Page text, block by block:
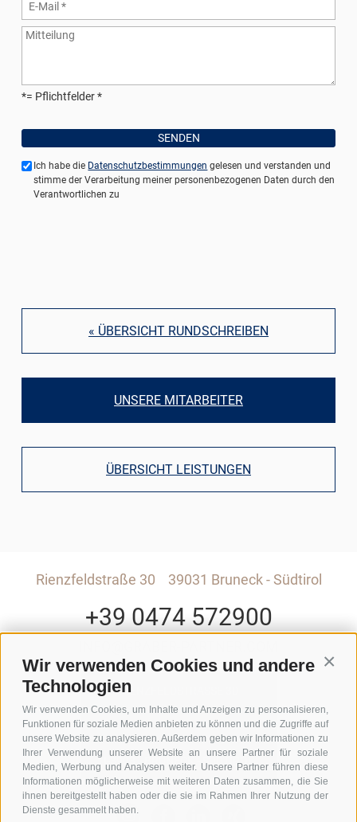
Wir verwenden Cookies und andere
Technologien
Wir verwenden Cookies, um Inhalte und Anzeigen zu personalisieren,
Funktionen für soziale Medien anbieten zu können und die Zugriffe auf
unsere Website zu analysieren. Außerdem geben wir Informationen zu
Ihrer Verwendung unserer Website an unsere Partner für soziale
Medien, Werbung und Analysen weiter. Unsere Partner führen diese
Informationen möglicherweise mit weiteren Daten zusammen, die Sie
ihnen bereitgestellt haben oder die sie im Rahmen Ihrer Nutzung der
Dienste gesammelt haben.
*= Pflichtfelder
Ich habe die Datenschutzbestimmungen gelesen und verstanden und
stimme der Verarbeitung meiner personenbezogenen Daten durch den
Verantwortlichen zu
« ÜBERSICHT RUNDSCHREIBEN
UNSERE MITARBEITER
ÜBERSICHT LEISTUNGEN
Rienzfeldstraße 30 39031 Bruneck - Südtirol
+39 0474 572900
RIENZFELDSTRASSE 30
GEDI CENTER – 3. STOCK
I-39031 BRUNECK - SÜDTIROL